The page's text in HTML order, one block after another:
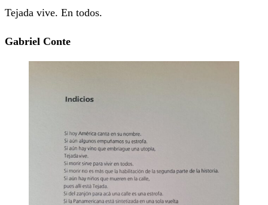
Tejada vive. En todos.
Gabriel Conte